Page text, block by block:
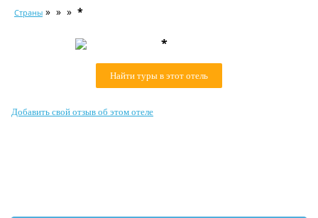
Календарь туров
Как купить
Страны » » » *
*
Найти туры в этот отель
Добавить свой отзыв об этом отеле